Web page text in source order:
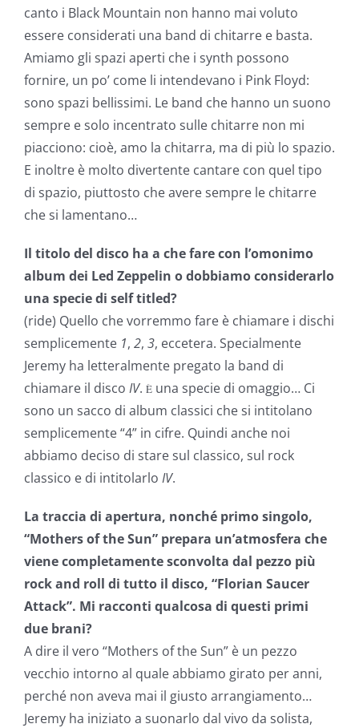
canto i Black Mountain non hanno mai voluto
essere considerati una band di chitarre e basta.
Amiamo gli spazi aperti che i synth possono
fornire, un po’ come li intendevano i Pink Floyd:
sono spazi bellissimi. Le band che hanno un suono
sempre e solo incentrato sulle chitarre non mi
piacciono: cioè, amo la chitarra, ma di più lo spazio.
E inoltre è molto divertente cantare con quel tipo
di spazio, piuttosto che avere sempre le chitarre
che si lamentano…
Il titolo del disco ha a che fare con l’omonimo
album dei Led Zeppelin o dobbiamo considerarlo
una specie di self titled?
(ride) Quello che vorremmo fare è chiamare i dischi
semplicemente 1, 2, 3, eccetera. Specialmente
Jeremy ha letteralmente pregato la band di
chiamare il disco IV. È una specie di omaggio… Ci
sono un sacco di album classici che si intitolano
semplicemente “4” in cifre. Quindi anche noi
abbiamo deciso di stare sul classico, sul rock
classico e di intitolarlo IV.
La traccia di apertura, nonché primo singolo,
“Mothers of the Sun” prepara un’atmosfera che
viene completamente sconvolta dal pezzo più
rock and roll di tutto il disco, “Florian Saucer
Attack”. Mi racconti qualcosa di questi primi
due brani?
A dire il vero “Mothers of the Sun” è un pezzo
vecchio intorno al quale abbiamo girato per anni,
perché non aveva mai il giusto arrangiamento…
Jeremy ha iniziato a suonarlo dal vivo da solista,